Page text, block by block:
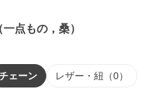
点もの，桑）
ェーン レザー・紐（0）